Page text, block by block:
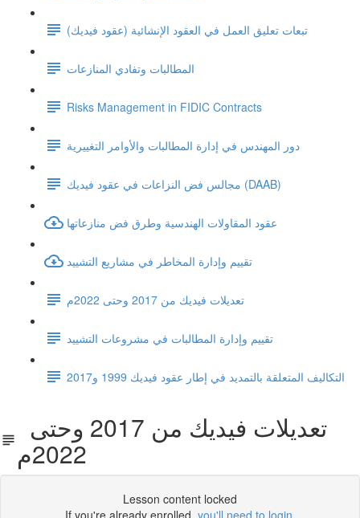
تبعات تعليق العمل في العقود الإنشائية (عقود فيديك)
المطالبات وتفادي المنازعات
Risks Management in FIDIC Contracts
دور المهندس في إدارة المطالبات والأوامر التغييرية
مجالس فض النزاعات في عقود فيديك (DAAB)
عقود المقاولات الهندسية وطرق فض منازعاتها
تقييم وإدارة المخاطر في مشاريع التشييد
تعديلات فيديك من 2017 وحتى 2022م
تقييم وإدارة المطالبات في مشروعات التشييد
التكاليف المتعلقة بالتمديد في إطار عقود فيديك 1999 و2017
2022م
Lesson content locked
If you're already enrolled, you'll need to login